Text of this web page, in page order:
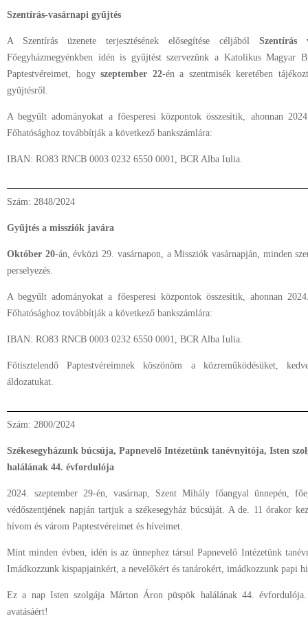
Szentírás-vasárnapi gyűjtés
A Szentírás üzenete terjesztésének elősegítése céljából Szentírás
Főegyházmegyénkben idén is gyűjtést szervezünk a Katolikus Magyar
Paptestvéreimet, hogyszeptember 22-én a szentmisék keretében
gyűjtésről.
A begyűlt adományokat a főesperesi központok összesítik, ahonnan
Főhatósághoz továbbítják a következő bankszámlára:
IBAN: RO83 RNCB 0003 0232 6550 0001, BCR Alba Iulia.
Szám: 2848/2024
Gyűjtés a missziók javára
Október 20-án, évközi 29. vasárnapon, a Missziók vasárnapján, minden
perselyezés.
A begyűlt adományokat a főesperesi központok összesítik, ahonnan
Főhatósághoz továbbítják a következő bankszámlára:
IBAN: RO83 RNCB 0003 0232 6550 0001, BCR Alba Iulia.
Főtisztelendő Paptestvéreimnek köszönöm a közreműködésüket,
áldozatukat.
Szám: 2800/2024
Székesegyházunk búcsúja, Papnevelő Intézetünk tanévnyitója, Isten
halálának 44. évfordulója
2024. szeptember 29-én, vasárnap, Szent Mihály főangyal ünnepén,
védőszentjének napján tartjuk a székesegyház búcsúját. A de. 11 órakor
hívom és várom Paptestvéreimet és híveimet.
Mint minden évben, idén is az ünnephez társul Papnevelő Intézetünk
Imádkozzunk kispapjainkért, a nevelőkért és tanárokért, imádkozzunk papi
Ez a nap Isten szolgája Márton Áron püspök halálának 44.
avatásáért!